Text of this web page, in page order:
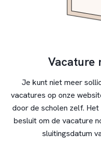
Vacature
Je kunt niet meer
vacatures op onze
door de scholen zelf.
besluit om de vacature
sluitingsdatum